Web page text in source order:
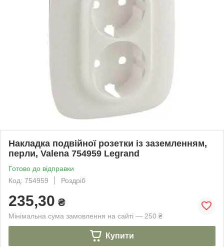
Накладка подвійної розетки із заземленням,
перли, Valena 754959 Legrand
Готово до відправки
Код: 754959
Роздріб
235,30 ₴
Мінімальна сума замовлення на сайті — 250 ₴
Купити